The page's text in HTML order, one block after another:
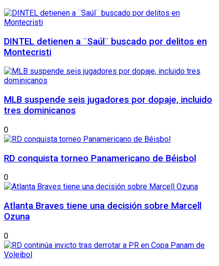
DINTEL detienen a ¨Saúl¨ buscado por delitos en
Montecristi
MLB suspende seis jugadores por dopaje, incluido
tres dominicanos
0
RD conquista torneo Panamericano de Béisbol
0
Atlanta Braves tiene una decisión sobre Marcell
Ozuna
0